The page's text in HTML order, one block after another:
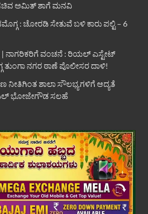
ಅಮಿತ್ ಶಾಗೆ ಮನವಿ
: ಚೋರಡಿ ಸೇತುವೆ ಬಳಿ ಕಾರು ಪಲ್ಟಿ – 6
| ನಾಗರಿಕರಿಗೆ ವಂಚನೆ : ರಿಯಲ್ ಎಸ್ಟೇಟ್
ತುಂಗಾ ನಗರ ಠಾಣೆ ಪೊಲೀಸರ ದಾಳಿ!
ನೀತಿಗಿಂತ ಶಾಲಾ ಸೌಲಭ್ಯಗಳಿಗೆ ಆದ್ಯತೆ
ಎಲ್ ಭೋಜೇಗೌಡ ಸಲಹೆ